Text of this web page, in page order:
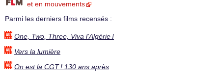
et en mouvements
Parmi les derniers films recensés :
One, Two, Three, Viva l’Algérie !
Vers la lumière
On est la CGT ! 130 ans après